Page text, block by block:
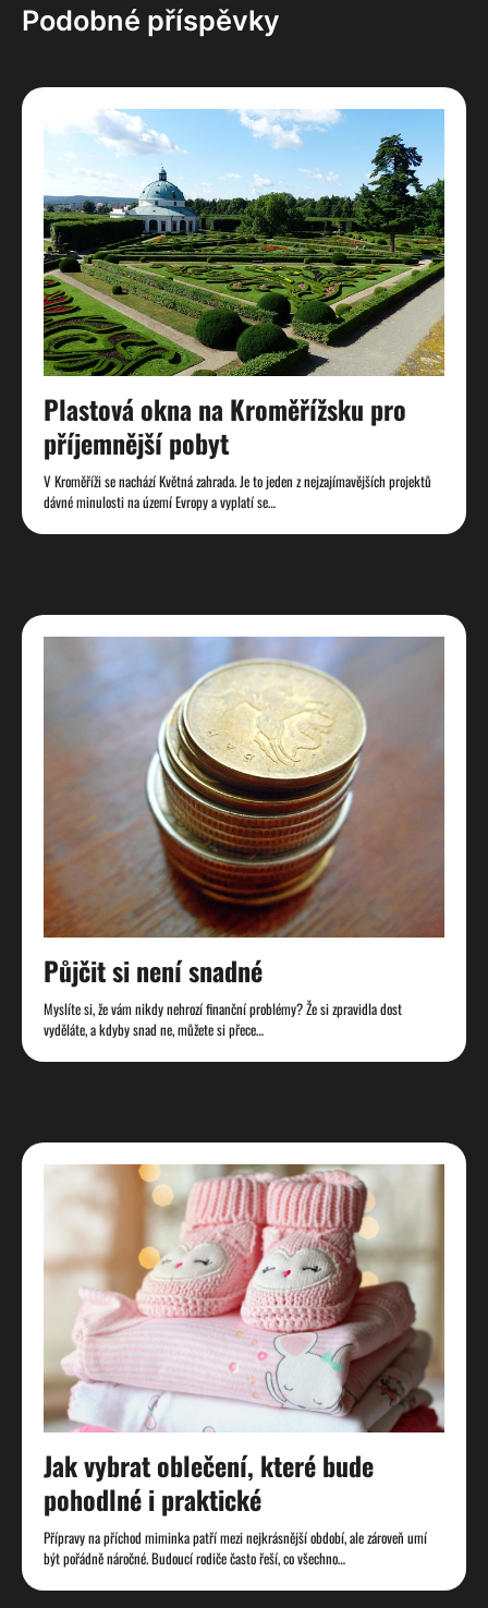
Podobné příspěvky
Plastová okna na Kroměřížsku pro
příjemnější pobyt
V Kroměříži se nachází Květná zahrada. Je to jeden z nejzajímavějších projektů
dávné minulosti na území Evropy a vyplatí se…
Půjčit si není snadné
Myslíte si, že vám nikdy nehrozí finanční problémy? Že si zpravidla dost
vyděláte, a kdyby snad ne, můžete si přece…
Jak vybrat oblečení, které bude
pohodlné i praktické
Přípravy na příchod miminka patří mezi nejkrásnější období, ale zároveň umí
být pořádně náročné. Budoucí rodiče často řeší, co všechno…